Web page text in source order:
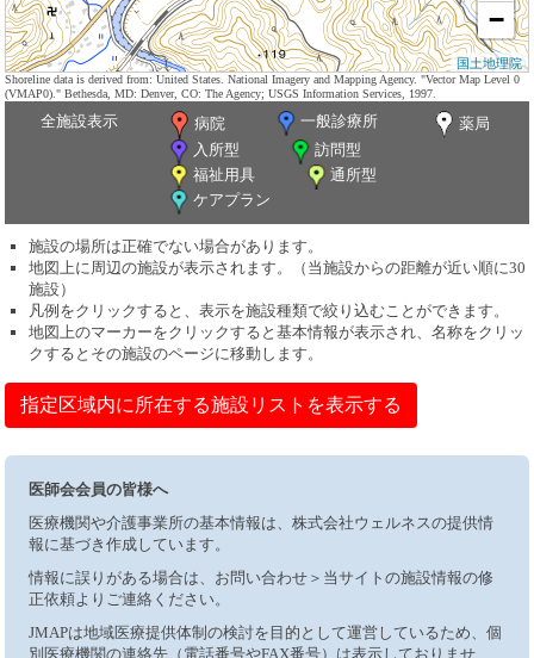
−
国土地理院
Shoreline data is derived from: United States. National Imagery and Mapping Agency. "Vector Map Level 0
(VMAP0)." Bethesda, MD: Denver, CO: The Agency; USGS Information Services, 1997.
全施設表示 病院 一般診療所
薬局
入所型
訪問型
福祉用具
通所型
ケアプラン
施設の場所は正確でない場合があります。
地図上に周辺の施設が表示されます。（当施設からの距離が近い順に30
施設）
凡例をクリックすると、表示を施設種類で絞り込むことができます。
地図上のマーカーをクリックすると基本情報が表示され、名称をクリッ
クするとその施設のページに移動します。
指定区域内に所在する施設リストを表示する
医師会会員の皆様へ
医療機関や介護事業所の基本情報は、株式会社ウェルネスの提供情
報に基づき作成しています。
情報に誤りがある場合は、お問い合わせ＞当サイトの施設情報の修
正依頼よりご連絡ください。
JMAPは地域医療提供体制の検討を目的として運営しているため、個
別医療機関の連絡先（電話番号やFAX番号）は表示しておりませ